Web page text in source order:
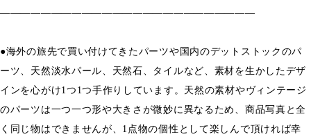
―――――――――――――――――――――――――
●海外の旅先で買い付けてきたパーツや国内のデットストックのパ
ーツ、天然淡水パール、天然石、タイルなど、素材を生かしたデザ
インを心がけ1つ1つ手作りしています。天然の素材やヴィンテージ
のパーツは一つ一つ形や大きさが微妙に異なるため、商品写真と全
く同じ物はできませんが、1点物の個性として楽しんで頂ければ幸